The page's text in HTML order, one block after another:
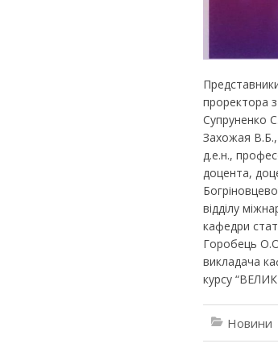
проректора
Супруненко
Захожая В.Б.,
д.е.н.,
доцента,
відділу
кафедри
Горобець
викладача
курсу
Новини